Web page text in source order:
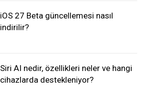
iOS 27 Beta güncellemesi nasıl
indirilir?
Siri AI nedir, özellikleri neler ve hangi
cihazlarda destekleniyor?